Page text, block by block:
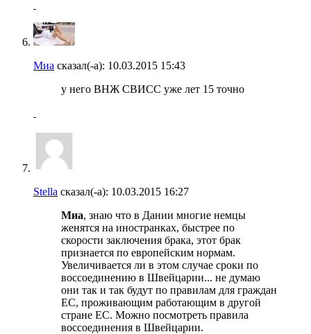
Миа сказал(-а): 10.03.2015 15:43
у него ВНЖ СВИСС уже лет 15 точно
Stella сказал(-а): 10.03.2015 16:27
Миа, знаю что в Дании многие немцы
женятся на иностранках, быстрее по
скорости заключения брака, этот брак
признается по европейским нормам.
Увеличивается ли в этом случае сроки по
воссоединению в Швейцарии... не думаю
они так и так будут по правилам для граждан
ЕС, проживающим работающим в другой
стране ЕС. Можно посмотреть правила
воссоединения в Швейцарии.